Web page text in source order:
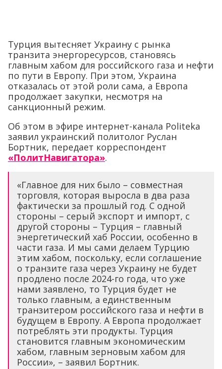
Турция вытесняет Украину с рынка
транзита энергоресурсов, становясь
главным хабом для российского газа и нефти
по пути в Европу. При этом, Украина
отказалась от этой роли сама, а Европа
продолжает закупки, несмотря на
санкционный режим.
Об этом в эфире интернет-канала Politeka
заявил украинский политолог Руслан
Бортник, передает корреспондент
«ПолитНавигатора».
«Главное для них было – совместная
торговля, которая выросла в два раза
фактически за прошлый год. С одной
стороны – серый экспорт и импорт, с
другой стороны – Турция – главный
энергетический хаб России, особенно в
части газа. И мы сами делаем Турцию
этим хабом, поскольку, если соглашение
о транзите газа через Украину не будет
продлено после 2024-го года, что уже
нами заявлено, то Турция будет не
только главным, а единственным
транзитером российского газа и нефти в
будущем в Европу. А Европа продолжает
потреблять эти продукты. Турция
становится главным экономическим
хабом, главным зерновым хабом для
России», – заявил Бортник.